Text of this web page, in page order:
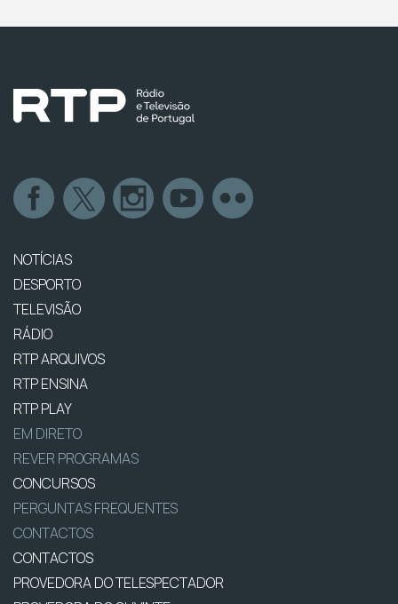
NOTÍCIAS
DESPORTO
TELEVISÃO
RÁDIO
RTP ARQUIVOS
RTP ENSINA
RTP PLAY
EM DIRETO
REVER PROGRAMAS
CONCURSOS
PERGUNTAS FREQUENTES
CONTACTOS
CONTACTOS
PROVEDORA DO TELESPECTADOR